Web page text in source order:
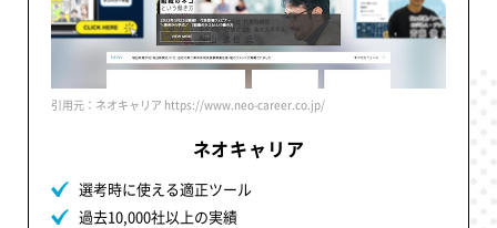
引用元：ネオキャリア https://www.neo-career.co.jp/
ネオキャリア
選考時に使える適正ツール
過去10,000社以上の実績